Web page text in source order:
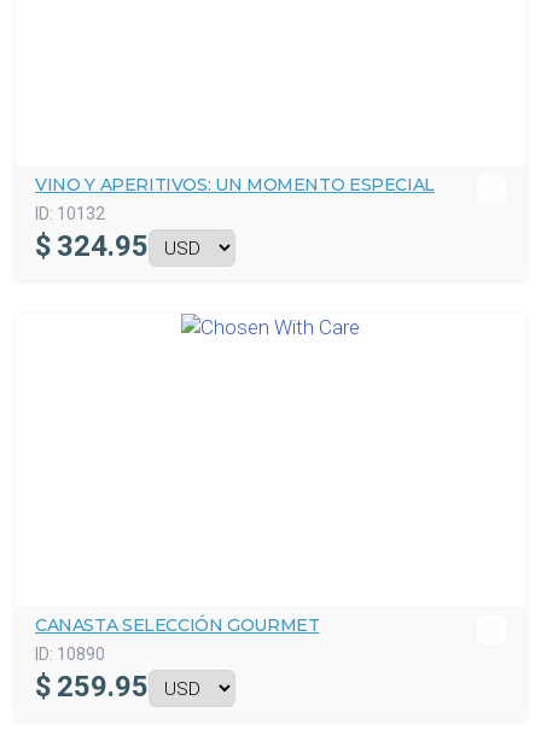
VINO Y APERITIVOS: UN MOMENTO ESPECIAL
ID: 10132
$ 324.95
CANASTA SELECCIÓN GOURMET
ID: 10890
$ 259.95